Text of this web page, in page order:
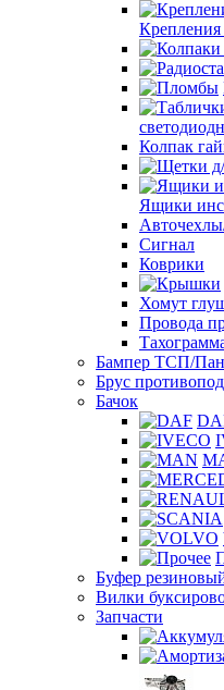
Колпак
Ящики
Сигнал
Коврики
Хомут
Провода
Бампер ТСП/
Брус
Бачок
Буфер
Вилки
Запчасти